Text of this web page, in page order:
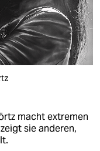
macht extremen
sie anderen,